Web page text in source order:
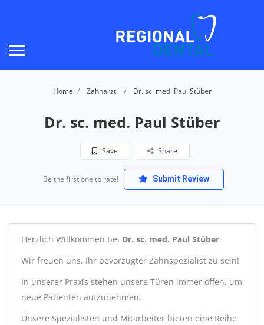
Home Zahnarzt Dr. sc. med. Paul Stüber
Dr. sc. med. Paul Stüber
Save Share
Be the first one to rate! Submit Review
Herzlich Willkommen bei Dr. sc. med. Paul Stüber
Wir freuen uns, Ihr bevorzugter Zahnspezialist zu sein!
In unserer Praxis stehen unsere Türen immer offen, um
neue Patienten aufzunehmen.
Unsere Spezialisten und Mitarbeiter bieten eine Reihe